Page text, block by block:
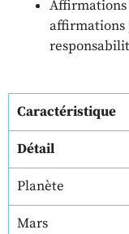
Affirmations
affirmations
Caractéristique
Détail
Planète
Mars